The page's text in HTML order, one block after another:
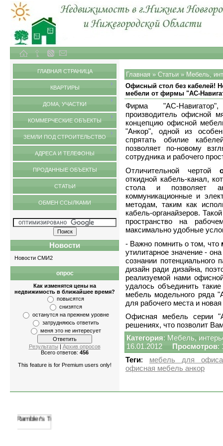
ГЛАВНАЯ СТРАНИЦА
КВАРТИРЫ
ДОМА, УЧАСТКИ
КОММЕРЧЕСКИЕ ОБЪЕКТЫ
ЗЕМЛИ ПОД СТРОИТЕЛЬСТВО
АДРЕСА И ТЕЛЕФОНЫ
ПРОДАННЫЕ ОБЪЕКТЫ
СТАТЬИ
ОБМЕН ССЫЛКАМИ
Новости
Новости СМИ2
опрос
Как изменятся цены на
недвижимость в ближайшее время?
повысятся
снизятся
останутся на прежнем уровне
затрудняюсь ответить
меня это не интересует
Результаты | Архив опросов
Всего ответов: 456
This feature is for Premium users only!
Главная » Статьи » Мебель,
Офисный стол без кабелей!
мебели от фирмы "AC-
Фирма "AC-
производитель офисной
концепцию офисной
"Анкор", одной из
спрятать обилие
позволяет по-новому
сотрудника и рабочего
Отличительной чертой
откидной кабель-канал,
стола и позволяет
коммуникационные и
методам, таким как
кабель-органайзеров.
пространство на
максимально удобные
- Важно помнить о том, что
утилитарное значение -
сознании потенциального
дизайн ради дизайна,
реализуемой нами
удалось объединить
мебель модельного ряда
для рабочего места и
Офисная мебель серии
решениях, что позволит
Категория: Мебель,
16.01.2012 Просмотров:
Теги: мебель для офиса
офисная мебель анкор
Квартиры однокомнатные двухкомнатные